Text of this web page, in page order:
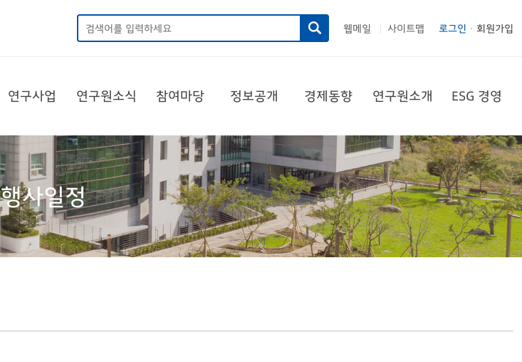
웹메일 사이트맵 로그인 회원가입
연구사업 연구원소식 참여마당 정보공개 경제동향 연구원소개 ESG 경영
행사일정